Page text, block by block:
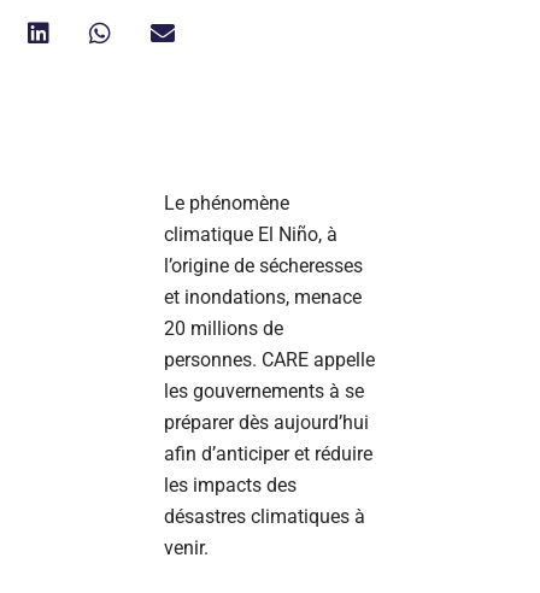
Le phénomène
climatique El Niño, à
l’origine de sécheresses
et inondations, menace
20 millions de
personnes. CARE appelle
les gouvernements à se
préparer dès aujourd’hui
afin d’anticiper et réduire
les impacts des
désastres climatiques à
venir.